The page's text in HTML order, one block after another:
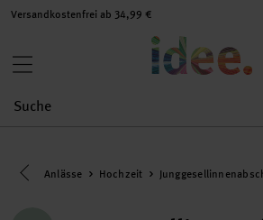
Versandkostenfrei ab 34,99 €
Eine Kategorie zurück navigieren
Anlässe Hochzeit